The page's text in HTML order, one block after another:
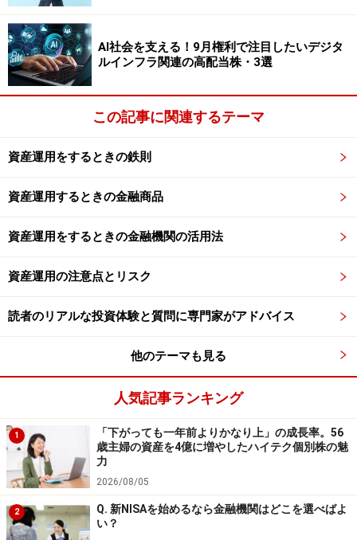
また、年間の投資上限額は40万円ですが、運用できる期
間が20年あります。投資方法は一定額を自動的に積立て
ていく方法のみになるため、一度決めてしまえばあとは
考えなくても、コツコツと積立投資ができます。中長期
にわたり積立分散投資をすることで、比較的リスクを抑
いかがでしたでしょうか。まずは、iDeCoやNISAを始め
る目的を考えてみてください。そうすれば、自分にとっ
てのベストな制度を選択することができると思います。
次回はいよいよ実践編！つみたてNISAの始め方を具体的
にお伝えします。お楽しみに。
【関連動画をチェック！】
AI社会を支える！9月権利で注目したいデジタ
ルインフラ関連の高配当株・3選
この記事に関連するテーマ
資産運用をするときの鉄則
資産運用するときの金融商品
資産運用をするときの金融機関の活用法
資産運用の注意点とリスク
読者のリアルな投資体験と質問に専門家がアドバイス
他のテーマも見る
人気記事ランキング
1
「下がっても一年前よりかなり上」の成長率。56
歳主婦の資産を4億に増やしたハイテク個別株の魅
力
2026/08/05
2
Q. 新NISAを始めるなら金融機関はどこを選べばよ
い？